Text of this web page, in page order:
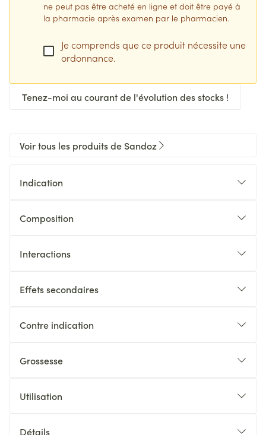
ne peut pas être acheté en ligne et doit être payé à
la pharmacie après examen par le pharmacien.
Je comprends que ce produit nécessite une
ordonnance.
Tenez-moi au courant de l'évolution des stocks !
Voir tous les produits de Sandoz
Indication
Composition
Interactions
Effets secondaires
Contre indication
Grossesse
Utilisation
Détails